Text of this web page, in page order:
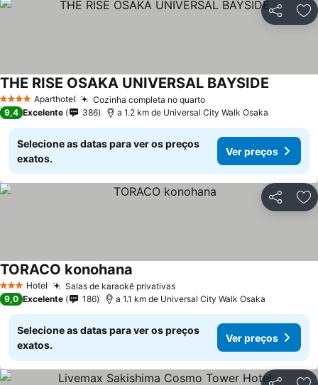
Partilhar
4 EstrelasAparthotel Cozinha completa no quarto
THE RISE OSAKA UNIVERSAL BAYSIDE
9,4 Excelente 386 a 1.2 km de Universal City Walk Osaka
Selecione as datas para ver os preços
exatos.
Ver preços
Partilhar
3 EstrelasHotel Salas de karaokê privativas
TORACO konohana
9,0 Excelente 186 a 1.1 km de Universal City Walk Osaka
Selecione as datas para ver os preços
exatos.
Ver preços